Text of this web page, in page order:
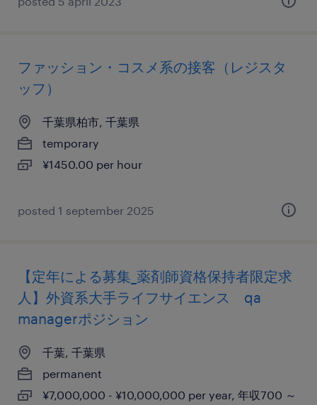
ファッション・コスメ系の接客（レジスタ
ッフ）
千葉県柏市, 千葉県
temporary
¥1450.00 per hour
posted 1 september 2025
【定年による募集_薬剤師資格保持者限定求
人】外資系大手ライフサイエンス qa
managerポジション
千葉, 千葉県
permanent
¥7,000,000 - ¥10,000,000 per year, 年収700 ～